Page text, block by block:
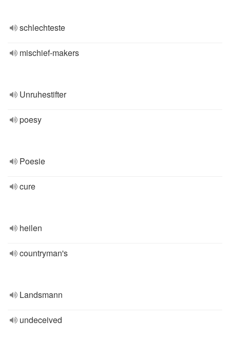
schlechteste
mischief-makers
Unruhestifter
poesy
Poesie
cure
heilen
countryman's
Landsmann
undeceived